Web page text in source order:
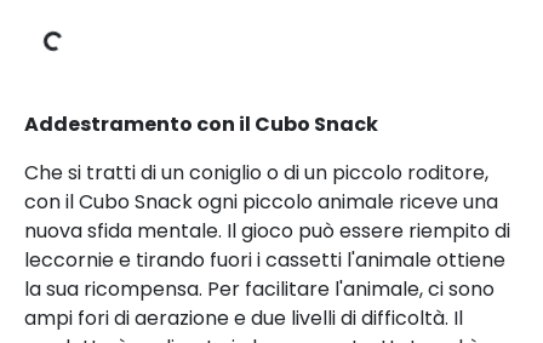
Dati di carico
Addestramento con il Cubo Snack
Che si tratti di un coniglio o di un piccolo roditore,
con il Cubo Snack ogni piccolo animale riceve una
nuova sfida mentale. Il gioco può essere riempito di
leccornie e tirando fuori i cassetti l'animale ottiene
la sua ricompensa. Per facilitare l'animale, ci sono
ampi fori di aerazione e due livelli di difficoltà. Il